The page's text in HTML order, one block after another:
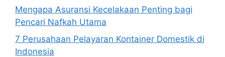
Mengapa Asuransi Kecelakaan Penting bagi
Pencari Nafkah Utama
7 Perusahaan Pelayaran Kontainer Domestik di
Indonesia